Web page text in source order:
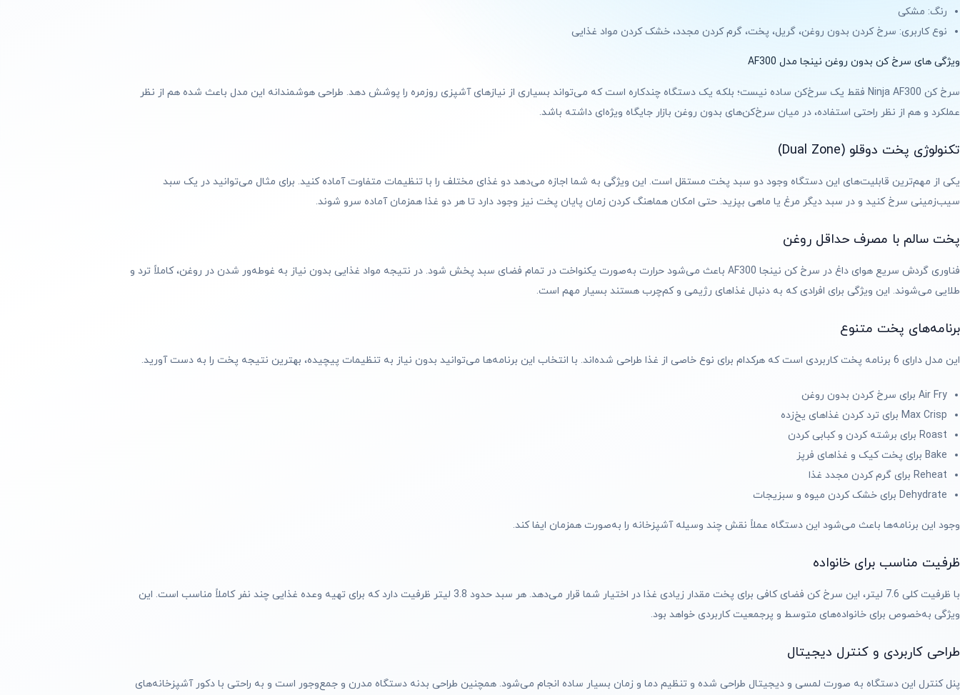
رنگ: مشکی
نوع کاربری: سرخ کردن بدون روغن، گریل، پخت، گرم کردن مجدد، خشک کردن مواد غذایی
ویژگی های سرخ کن بدون روغن نینجا مدل AF300
سرخ کن Ninja AF300 فقط یک سرخ‌کن ساده نیست؛ بلکه یک دستگاه چندکاره است که می‌تواند بسیاری از نیازهای آشپزی روزمره را پوشش دهد. طراحی هوشمندانه این مدل باعث شده هم از نظر
عملکرد و هم از نظر راحتی استفاده، در میان سرخ‌کن‌های بدون روغن بازار جایگاه ویژه‌ای داشته باشد.
تکنولوژی پخت دوقلو (Dual Zone)
یکی از مهم‌ترین قابلیت‌های این دستگاه وجود دو سبد پخت مستقل است. این ویژگی به شما اجازه می‌دهد دو غذای مختلف را با تنظیمات متفاوت آماده کنید. برای مثال می‌توانید در یک سبد
سیب‌زمینی سرخ کنید و در سبد دیگر مرغ یا ماهی بپزید. حتی امکان هماهنگ کردن زمان پایان پخت نیز وجود دارد تا هر دو غذا همزمان آماده سرو شوند.
پخت سالم با مصرف حداقل روغن
فناوری گردش سریع هوای داغ در سرخ کن نینجا AF300 باعث می‌شود حرارت به‌صورت یکنواخت در تمام فضای سبد پخش شود. در نتیجه مواد غذایی بدون نیاز به غوطه‌ور شدن در روغن، کاملاً ترد و
طلایی می‌شوند. این ویژگی برای افرادی که به دنبال غذاهای رژیمی و کم‌چرب هستند بسیار مهم است.
برنامه‌های پخت متنوع
این مدل دارای 6 برنامه پخت کاربردی است که هرکدام برای نوع خاصی از غذا طراحی شده‌اند. با انتخاب این برنامه‌ها می‌توانید بدون نیاز به تنظیمات پیچیده، بهترین نتیجه پخت را به دست آورید.
Air Fry برای سرخ کردن بدون روغن
Max Crisp برای ترد کردن غذاهای یخ‌زده
Roast برای برشته کردن و کبابی کردن
Bake برای پخت کیک و غذاهای فرپز
Reheat برای گرم کردن مجدد غذا
Dehydrate برای خشک کردن میوه و سبزیجات
وجود این برنامه‌ها باعث می‌شود این دستگاه عملاً نقش چند وسیله آشپزخانه را به‌صورت همزمان ایفا کند.
ظرفیت مناسب برای خانواده
با ظرفیت کلی 7.6 لیتر، این سرخ کن فضای کافی برای پخت مقدار زیادی غذا در اختیار شما قرار می‌دهد. هر سبد حدود 3.8 لیتر ظرفیت دارد که برای تهیه وعده غذایی چند نفر کاملاً مناسب است. این
ویژگی به‌خصوص برای خانواده‌های متوسط و پرجمعیت کاربردی خواهد بود.
طراحی کاربردی و کنترل دیجیتال
پنل کنترل این دستگاه به صورت لمسی و دیجیتال طراحی شده و تنظیم دما و زمان بسیار ساده انجام می‌شود. همچنین طراحی بدنه دستگاه مدرن و جمع‌وجور است و به راحتی با دکور آشپزخانه‌های